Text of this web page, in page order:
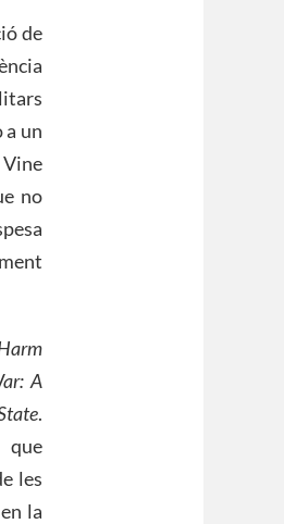
de
un
Vine
no
A
.
que
les
la